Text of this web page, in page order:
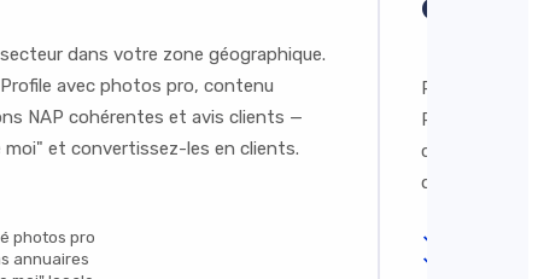
dans votre zone géographique.
avec photos pro, contenu
NAP cohérentes et avis clients —
et convertissez-les en clients.
photos pro
annuaires
Positionnez
Perplexity,
questions à